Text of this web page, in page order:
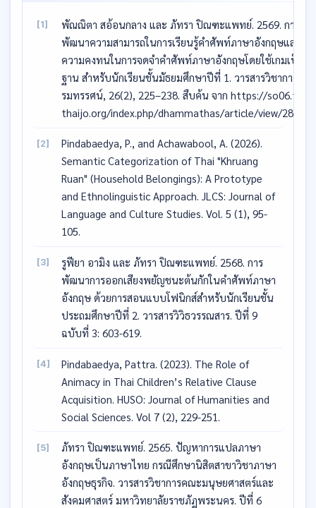
[1]
พัณณิตา สอ้อนกลาง และ ภัทรา ปิณฑะแพทย์. 2569. การ
พัฒนาความสามารถในการเรียนรู้คำศัพท์ภาษาอังกฤษและ
ความคงทนในการจดจำคำศัพท์ภาษาอังกฤษโดยใช้เกมเป็น
ฐาน สำหรับนักเรียนชั้นมัธยมศึกษาปีที่ 1. วารสารวิชาการธร
รมทรรศน์, 26(2), 225–238. สืบค้น จาก https://so06.tci-
thaijo.org/index.php/dhammathas/article/view/285939
[2]
Pindabaedya, P., and Achawabool, A. (2026).
Semantic Categorization of Thai "Khruang
Ruan" (Household Belongings): A Prototype
and Ethnolinguistic Approach. JLCS: Journal of
Language and Culture Studies. Vol. 5 (1), 95-
105.
[3]
รูฟียา อามิง และ ภัทรา ปิณฑะแพทย์. 2568. การ
พัฒนาการออกเสียงพยัญชนะต้นกักในคำศัพท์ภาษา
อังกฤษ ด้วยการสอนแบบโฟนิกส์สำหรับนักเรียนชั้น
ประถมศึกษาปีที่ 2. วารสารวิวิธวรรณสาร. ปีที่ 9
ฉบับที่ 3: 603-619.
[4]
Pindabaedya, Pattra. (2023). The Role of
Animacy in Thai Children’s Relative Clause
Acquisition. HUSO: Journal of Humanities and
Social Sciences. Vol 7 (2), 229-251.
[5]
ภัทรา ปิณฑะแพทย์. 2565. ปัญหาการแปลภาษา
อังกฤษเป็นภาษาไทย กรณีศึกษานิสิตสาขาวิชาภาษา
อังกฤษธุรกิจ. วารสารวิชาการคณะมนุษยศาสตร์และ
สังคมศาสตร์ มหาวิทยาลัยราชภัฏพระนคร. ปีที่ 6